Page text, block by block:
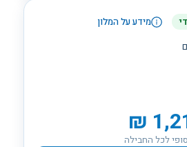
מידע על המלון
₪
לכל החבילה